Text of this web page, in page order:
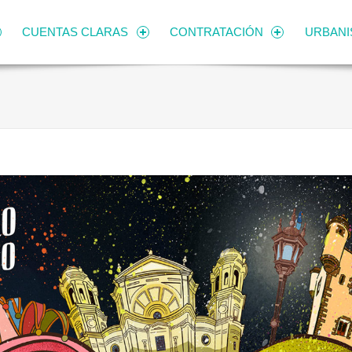
CUENTAS CLARAS CONTRATACIÓN